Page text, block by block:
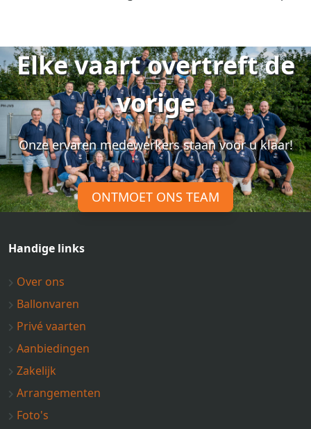
Elke vaart overtreft de
vorige
Onze ervaren medewerkers staan voor u klaar!
ONTMOET ONS TEAM
Handige links
Over ons
Ballonvaren
Privé vaarten
Aanbiedingen
Zakelijk
Arrangementen
Foto's